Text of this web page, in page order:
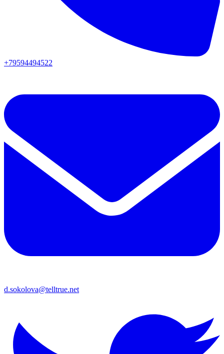
+79594494522
d.sokolova@telltrue.net